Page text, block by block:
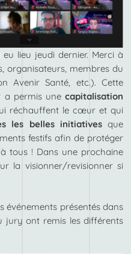
lieu jeudi dernier. Merci à
organisateurs, membres du
Avenir Santé, etc.). Cette
a permis unecapitalisation
réchauffent le cœur et qui
les belles initiativesque
festifs afin de protéger
tous ! Dans une prochaine
la visionner/revisionner si
présentés dans
jury ont remis les différents